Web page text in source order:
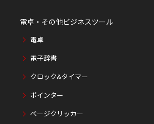
電卓・その他ビジネスツール
電卓
電子辞書
クロック&タイマー
ポインター
ページクリッカー